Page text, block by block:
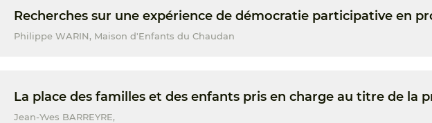
Recherches sur une expérience de démocratie participative en
Philippe WARIN, Maison d'Enfants du Chaudan
La place des familles et des enfants pris en charge au titre de la
Jean-Yves BARREYRE,